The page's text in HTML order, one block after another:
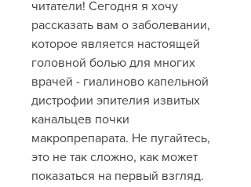
читатели! Сегодня я хочу
рассказать вам о заболевании,
которое является настоящей
головной болью для многих
врачей - гиалиново капельной
дистрофии эпителия извитых
канальцев почки
макропрепарата. Не пугайтесь,
это не так сложно, как может
показаться на первый взгляд.